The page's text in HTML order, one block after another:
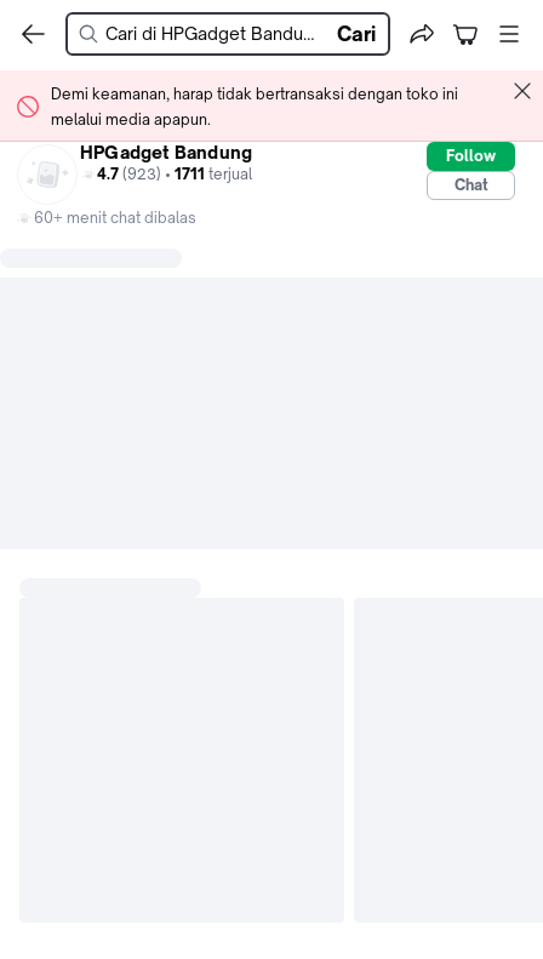
Cari
Demi keamanan, harap tidak bertransaksi dengan toko ini
melalui media apapun.
HPGadget Bandung
4.7 (923) • 1711 terjual
Follow
Chat
60+ menit chat dibalas